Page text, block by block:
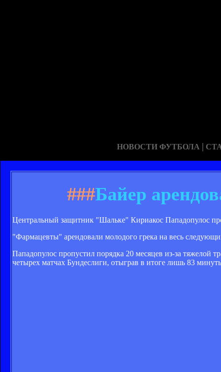
НОВОСТИ ФУТБОЛА |
###Байер
Центральный защитник "Шальке" Кириакос Пападопулос
"Фармацевты" арендовали молодого грека на весь
Пападопулос пропустил порядка 20 месяцев из-за
четырех матчах Бундеслиги, отыграв в итоге лишь 83